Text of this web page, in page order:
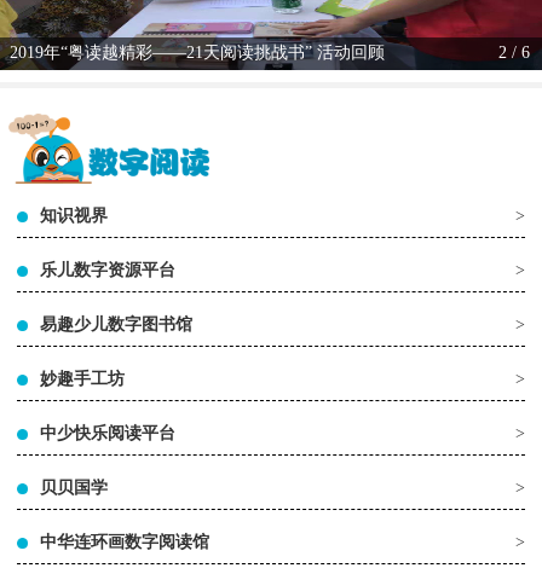
2019年“粤读越精彩——21天阅读挑战书” 活动回顾 2 / 6
知识视界 >
乐儿数字资源平台 >
易趣少儿数字图书馆 >
妙趣手工坊 >
中少快乐阅读平台 >
贝贝国学 >
中华连环画数字阅读馆 >